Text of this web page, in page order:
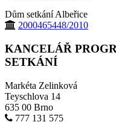
Dům setkání Albeřice
2000465448/2010
KANCELÁŘ
SETKÁNÍ
Markéta Zelinková
Teyschlova 14
635 00 Brno
777 131 575